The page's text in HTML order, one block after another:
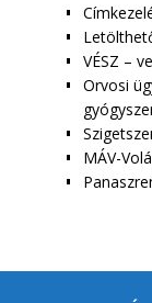
VÉSZ –
Orvosi
MÁV-